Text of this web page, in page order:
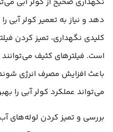
دهد و نیاز به تعمیر کولر
کلیدی نگهداری، تمیز کردن
است. فیلترهای کثیف
باعث افزایش مصرف انرژی
می‌تواند عملکرد کولر آبی را
بررسی و تمیز کردن لوله‌های